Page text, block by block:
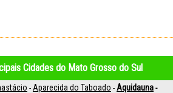
Cidades do Mato Grosso do Sul
- Aparecida do Taboado - Aquidauna -